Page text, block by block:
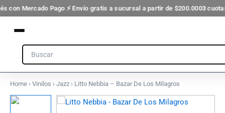
con Mercado Pago ⚡ Envío gratis a sucursal a partir de $200.0003
Ir
al
contenido
Search
Home › Vinilos › Jazz › Litto Nebbia – Bazar De Los Milagros
Litto
Los
cantidad